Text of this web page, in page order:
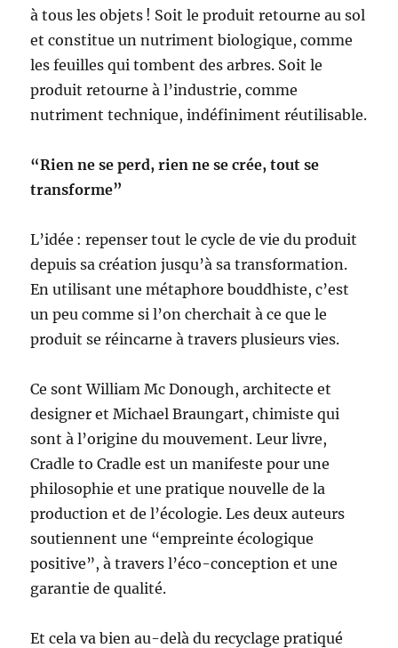
à tous les objets ! Soit le produit retourne au sol
et constitue un nutriment biologique, comme
les feuilles qui tombent des arbres. Soit le
produit retourne à l’industrie, comme
nutriment technique, indéfiniment réutilisable.
“Rien ne se perd, rien ne se crée, tout se
transforme”
L’idée : repenser tout le cycle de vie du produit
depuis sa création jusqu’à sa transformation.
En utilisant une métaphore bouddhiste, c’est
un peu comme si l’on cherchait à ce que le
produit se réincarne à travers plusieurs vies.
Ce sont William Mc Donough, architecte et
designer et Michael Braungart, chimiste qui
sont à l’origine du mouvement. Leur livre,
Cradle to Cradle est un manifeste pour une
philosophie et une pratique nouvelle de la
production et de l’écologie. Les deux auteurs
soutiennent une “empreinte écologique
positive”, à travers l’éco-conception et une
garantie de qualité.
Et cela va bien au-delà du recyclage pratiqué